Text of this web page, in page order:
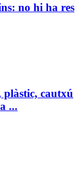
no hi ha res
plàstic, cautxú
...